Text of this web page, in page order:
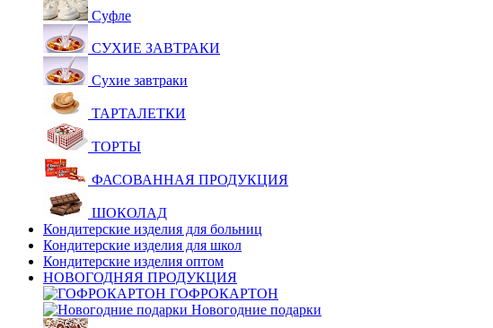
Суфле
СУХИЕ ЗАВТРАКИ
Сухие завтраки
ТАРТАЛЕТКИ
ТОРТЫ
ФАСОВАННАЯ ПРОДУКЦИЯ
ШОКОЛАД
Кондитерские изделия для больниц
Кондитерские изделия для школ
Кондитерские изделия оптом
НОВОГОДНЯЯ ПРОДУКЦИЯ
ГОФРОКАРТОН
Новогодние подарки